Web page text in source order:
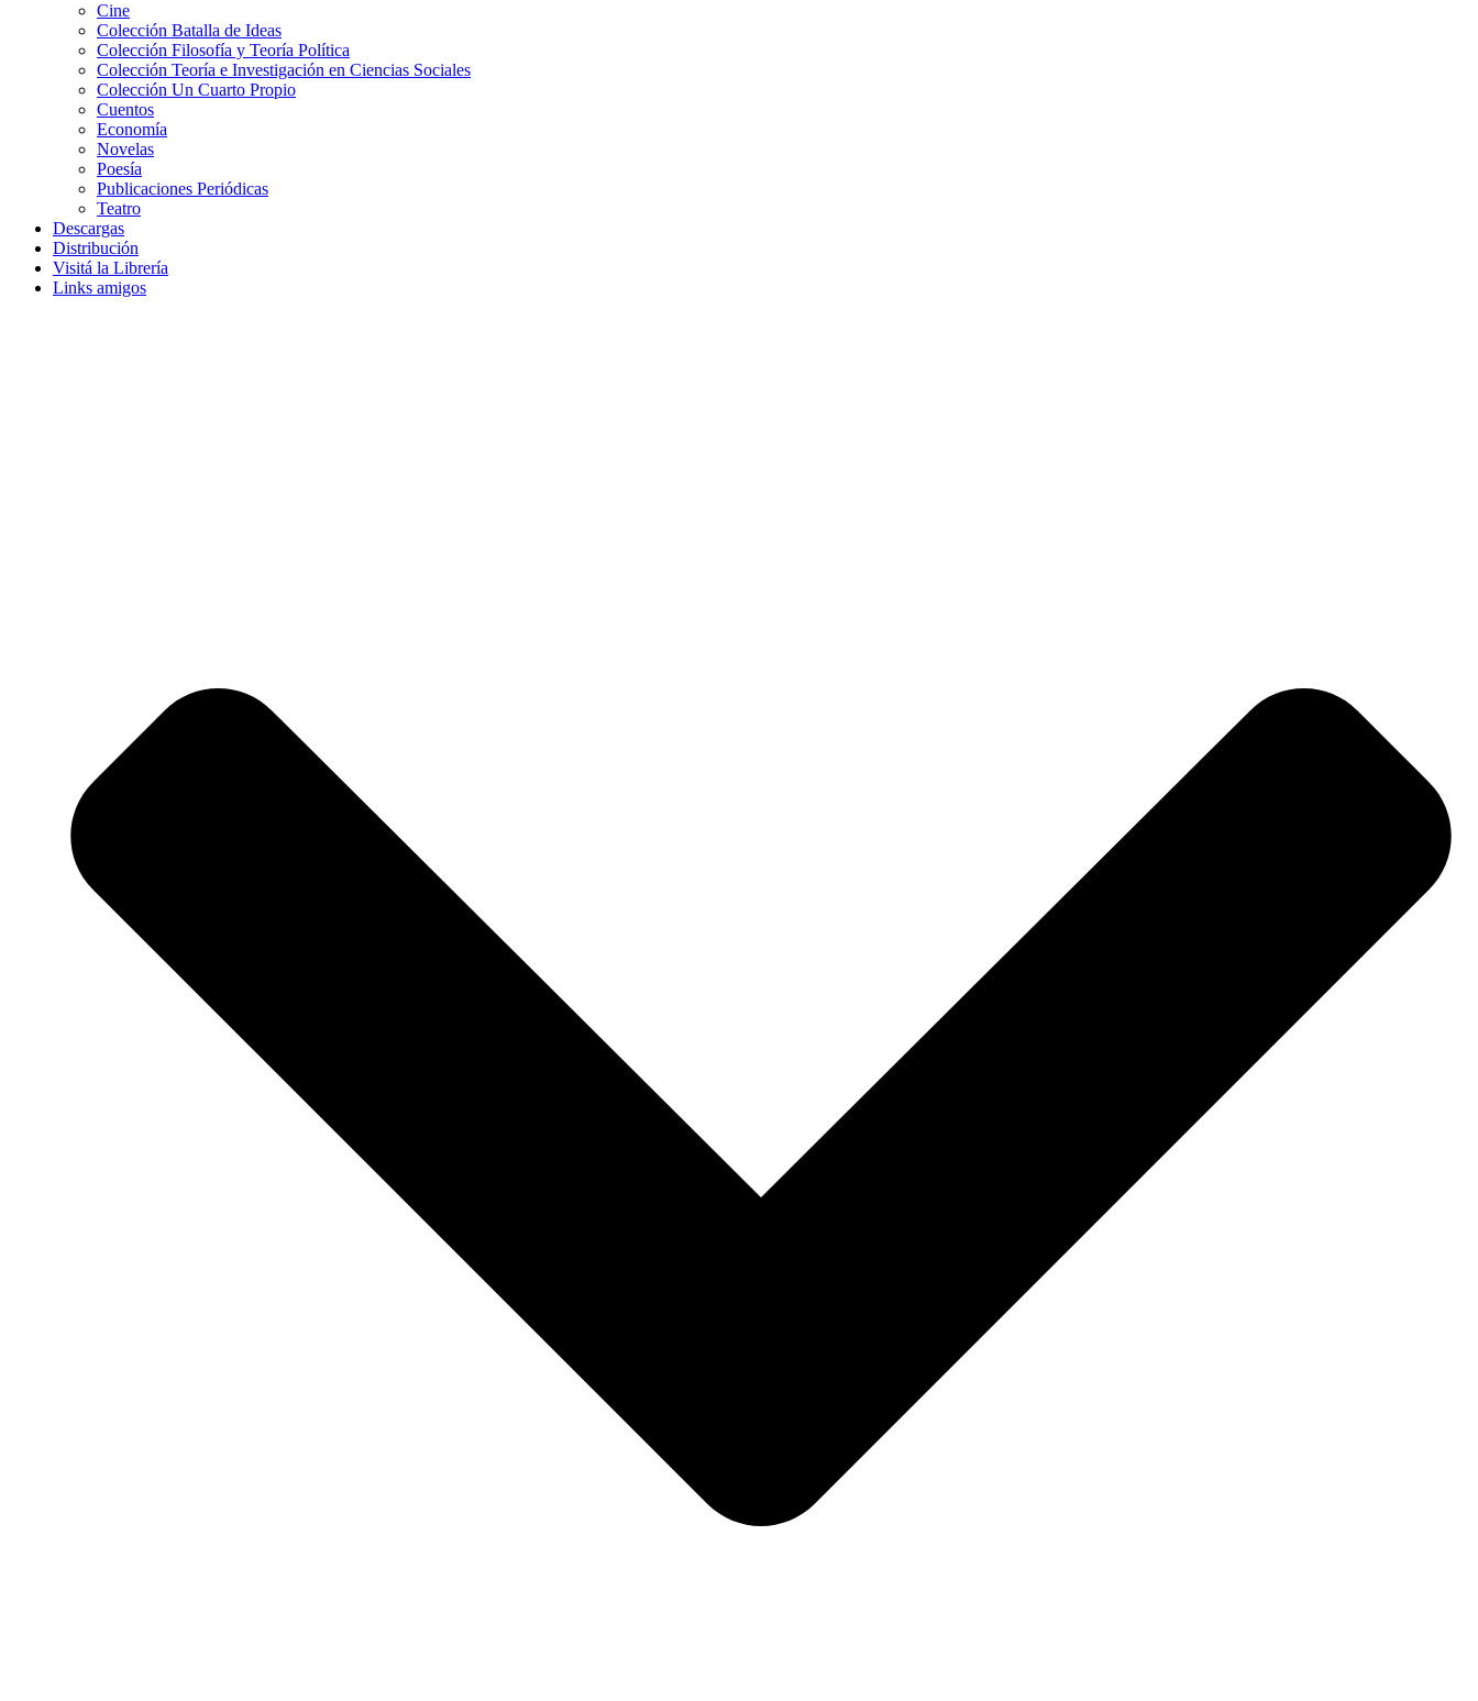
Cine
Colección Batalla de Ideas
Colección Filosofía y Teoría Política
Colección Teoría e Investigación en Ciencias Sociales
Colección Un Cuarto Propio
Cuentos
Economía
Novelas
Poesía
Publicaciones Periódicas
Teatro
Descargas
Distribución
Visitá la Librería
Links amigos